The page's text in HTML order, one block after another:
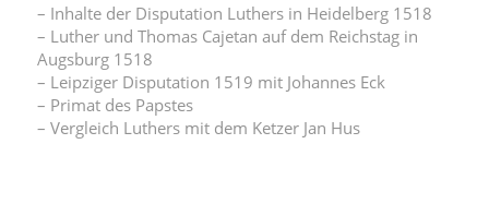
– Inhalte der Disputation Luthers in Heidelberg 1518
– Luther und Thomas Cajetan auf dem Reichstag in
Augsburg 1518
– Leipziger Disputation 1519 mit Johannes Eck
– Primat des Papstes
– Vergleich Luthers mit dem Ketzer Jan Hus